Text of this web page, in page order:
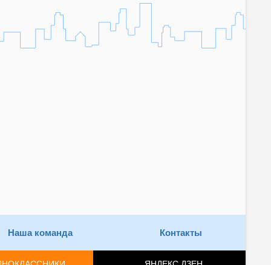
Наша команда Контакты